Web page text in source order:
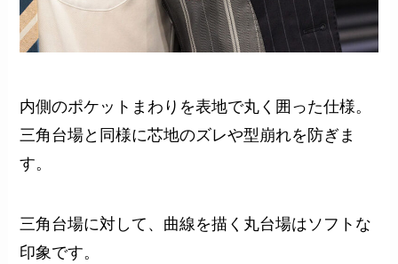
内側のポケットまわりを表地で丸く囲った仕様。
三角台場と同様に芯地のズレや型崩れを防ぎま
す。
三角台場に対して、曲線を描く丸台場はソフトな
印象です。